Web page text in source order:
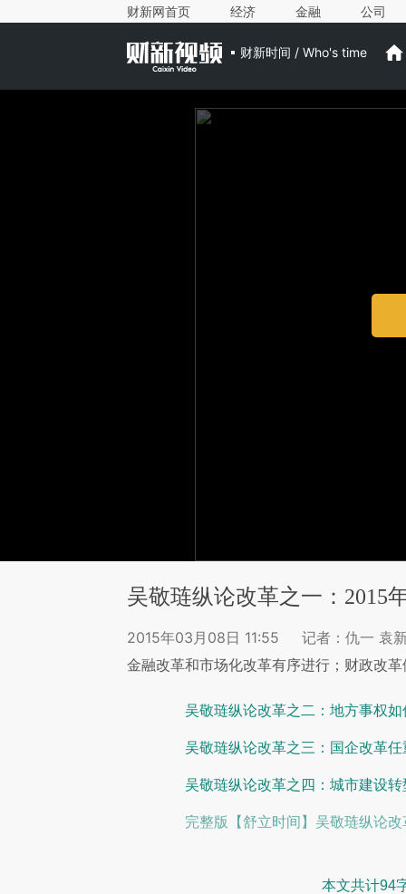
财新网首页 经济 金融 公司
财新时间 / Who's time
吴敬琏纵论改革之一：2015
2015年03月08日 11:55
记者：仇一 袁
金融改革和市场化改革有序进行；财政改
吴敬琏纵论改革之二：地方事权如
吴敬琏纵论改革之三：国企改革任
吴敬琏纵论改革之四：城市建设
完整版【舒立时间】吴敬琏纵论改
本文共计94